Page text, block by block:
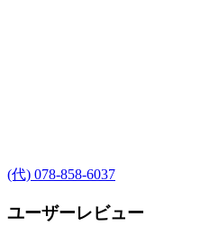
(代) 078-858-6037
ユーザーレビュー